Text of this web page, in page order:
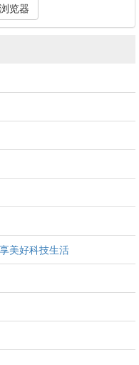
览器
美好科技生活